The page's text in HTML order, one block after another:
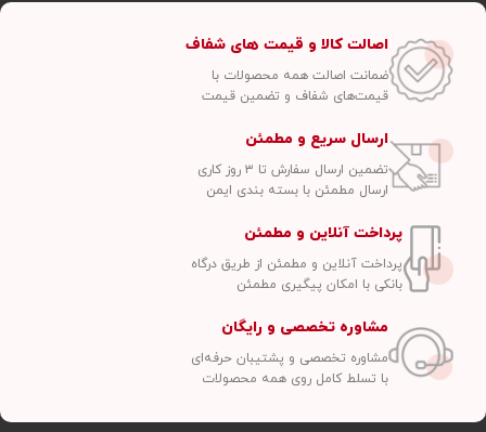
اصالت کالا و قیمت های شفاف
ضمانت اصالت همه محصولات با
قیمت‌های شفاف و تضمین قیمت
ارسال سریع و مطمئن
تضمین ارسال سفارش تا ۳ روز کاری
ارسال مطمئن با بسته بندی ایمن
پرداخت آنلاین و مطمئن
پرداخت آنلاین و مطمئن از طریق درگاه
بانکی با امکان پیگیری مطمئن
مشاوره تخصصی و رایگان
مشاوره تخصصی و پشتیبان حرفه‌ای
با تسلط کامل روی همه محصولات